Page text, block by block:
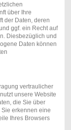
über Ihre
der Daten, deren
ggf. ein Recht auf
Diesbezüglich und
Daten können
vertraulicher
unsere Website
die Sie über
erkennen eine
Ihres Browsers